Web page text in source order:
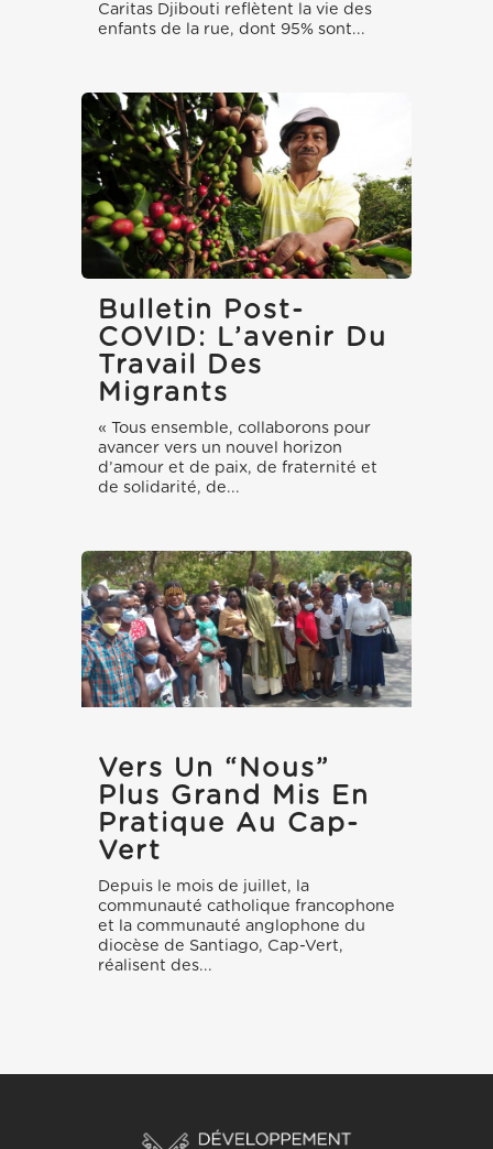
Caritas Djibouti reflètent la vie des
enfants de la rue, dont 95% sont...
Bulletin Post-
COVID: L’avenir Du
Travail Des
Migrants
« Tous ensemble, collaborons pour
avancer vers un nouvel horizon
d’amour et de paix, de fraternité et
de solidarité, de...
Vers Un “nous”
Plus Grand Mis En
Pratique Au Cap-
Vert
Depuis le mois de juillet, la
communauté catholique francophone
et la communauté anglophone du
diocèse de Santiago, Cap-Vert,
réalisent des...